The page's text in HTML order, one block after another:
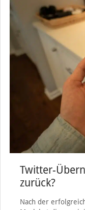
Twitter-
zurück?
Nach der